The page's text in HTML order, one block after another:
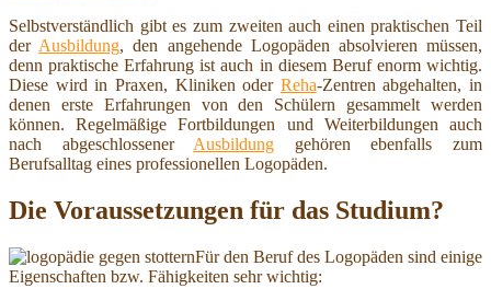
Selbstverständlich gibt es zum zweiten auch einen praktischen Teil
der Ausbildung, den angehende Logopäden absolvieren müssen,
denn praktische Erfahrung ist auch in diesem Beruf enorm wichtig.
Diese wird in Praxen, Kliniken oder Reha-Zentren abgehalten, in
denen erste Erfahrungen von den Schülern gesammelt werden
können. Regelmäßige Fortbildungen und Weiterbildungen auch
nach abgeschlossener Ausbildung gehören ebenfalls zum
Berufsalltag eines professionellen Logopäden.
Die Voraussetzungen für das Studium?
Für den Beruf des Logopäden sind einige
Eigenschaften bzw. Fähigkeiten sehr wichtig: